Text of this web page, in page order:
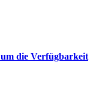
die Verfügbarkeit